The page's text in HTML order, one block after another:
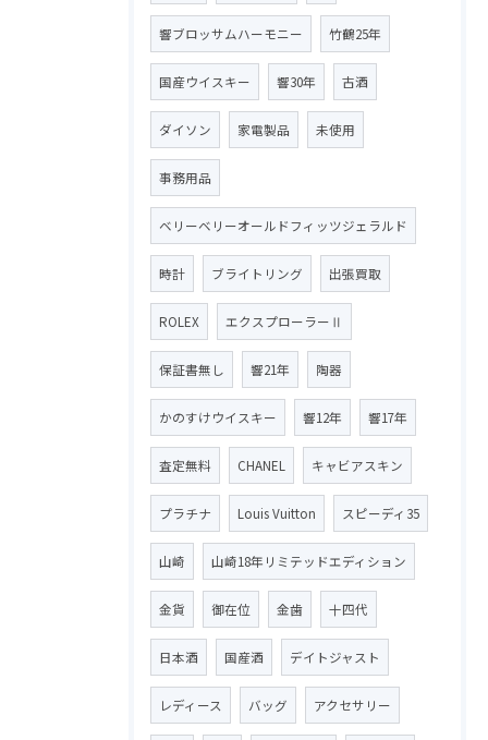
響ブロッサムハーモニー 竹鶴25年
国産ウイスキー 響30年 古酒
ダイソン 家電製品 未使用
事務用品
ベリーベリーオールドフィッツジェラルド
時計 ブライトリング 出張買取
ROLEX エクスプローラーⅡ
保証書無し 響21年 陶器
かのすけウイスキー 響12年 響17年
査定無料 CHANEL キャビアスキン
プラチナ Louis Vuitton スピーディ35
山崎 山崎18年リミテッドエディション
金貨 御在位 金歯 十四代
日本酒 国産酒 デイトジャスト
レディース バッグ アクセサリー